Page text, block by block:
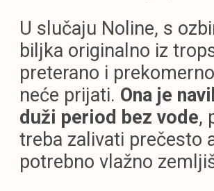
U slučaju Noline, s
biljka originalno iz
preterano i
neće prijati. Ona je
duži period bez vode,
treba zalivati prečesto
potrebno vlažno